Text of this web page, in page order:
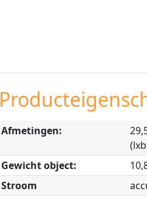
Afmetingen:
Gewicht object:
Stroom